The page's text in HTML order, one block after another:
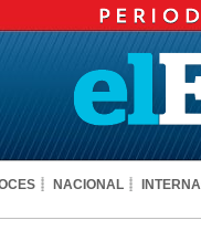
NACIONAL